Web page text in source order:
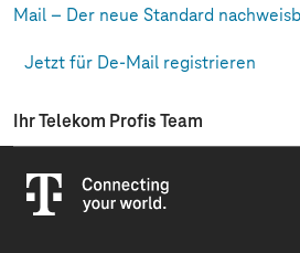
Mail – Der neue Standard
Jetzt für De-Mail registrieren
Ihr Telekom Profis Team